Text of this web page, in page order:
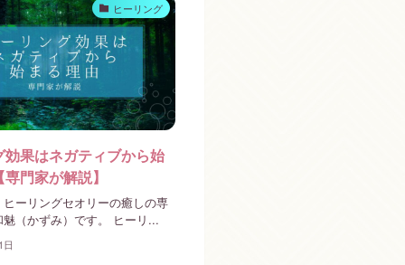
ヒーリング
効果はネガティブから始
門家が解説】
ーリングセオリーの癒しの専
魅（かずみ）です。 ヒーリ...